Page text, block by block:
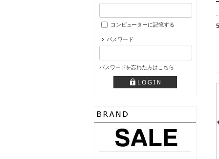
コンピューターに記憶する
パスワード
パスワードを忘れた方はこちら